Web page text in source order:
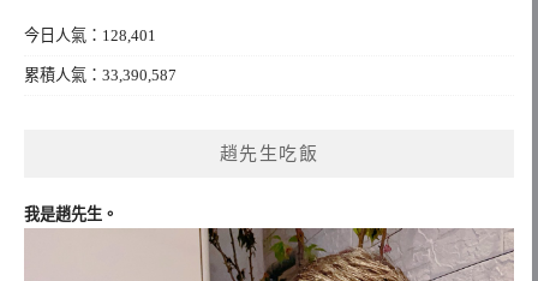
今日人氣：128,401
累積人氣：33,390,587
趙先生吃飯
我是趙先生。